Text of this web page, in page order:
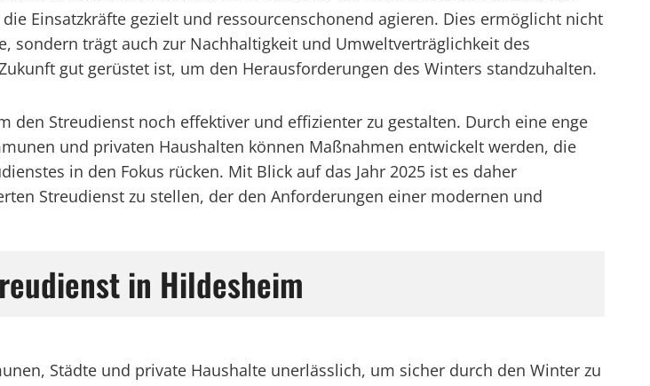
Einsatzkräfte gezielt und ressourcenschonend agieren. Dies ermöglicht nicht
sondern trägt auch zur Nachhaltigkeit und Umweltverträglichkeit des
gut gerüstet ist, um den Herausforderungen des Winters standzuhalten.
Streudienst noch effektiver und effizienter zu gestalten. Durch eine enge
und privaten Haushalten können Maßnahmen entwickelt werden, die
in den Fokus rücken. Mit Blick auf das Jahr 2025 ist es daher
Streudienst zu stellen, der den Anforderungen einer modernen und
in Hildesheim
Städte und private Haushalte unerlässlich, um sicher durch den Winter zu